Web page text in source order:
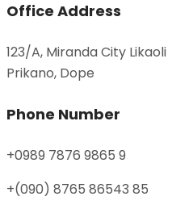
Office Address
123/A, Miranda City Likaoli
Prikano, Dope
Phone Number
+0989 7876 9865 9
+(090) 8765 86543 85